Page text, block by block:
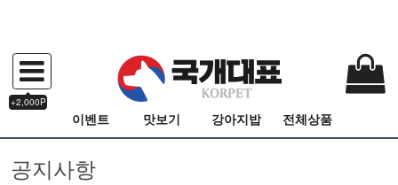
+2,000P
이벤트 맛보기 강아지밥 전체상품
공지사항